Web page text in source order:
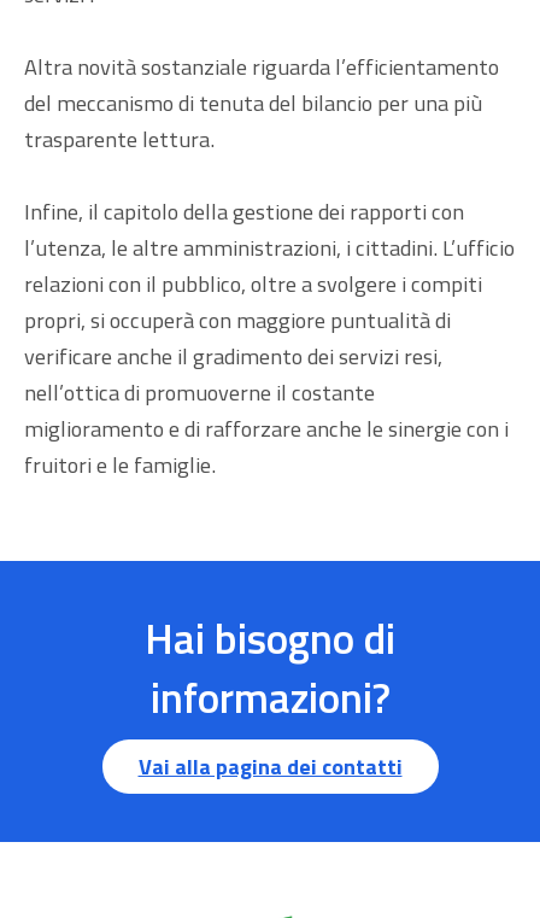
Altra novità sostanziale riguarda l’efficientamento
del meccanismo di tenuta del bilancio per una più
trasparente lettura.
Infine, il capitolo della gestione dei rapporti con
l’utenza, le altre amministrazioni, i cittadini. L’ufficio
relazioni con il pubblico, oltre a svolgere i compiti
propri, si occuperà con maggiore puntualità di
verificare anche il gradimento dei servizi resi,
nell’ottica di promuoverne il costante
miglioramento e di rafforzare anche le sinergie con i
fruitori e le famiglie.
Hai bisogno di
informazioni?
Vai alla pagina dei contatti